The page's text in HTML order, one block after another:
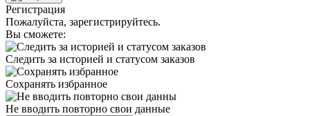
Регистрация
Пожалуйста, зарегистрируйтесь.
Вы сможете:
Следить за историей и статусом заказов
Сохранять избранное
Не вводить повторно свои данные